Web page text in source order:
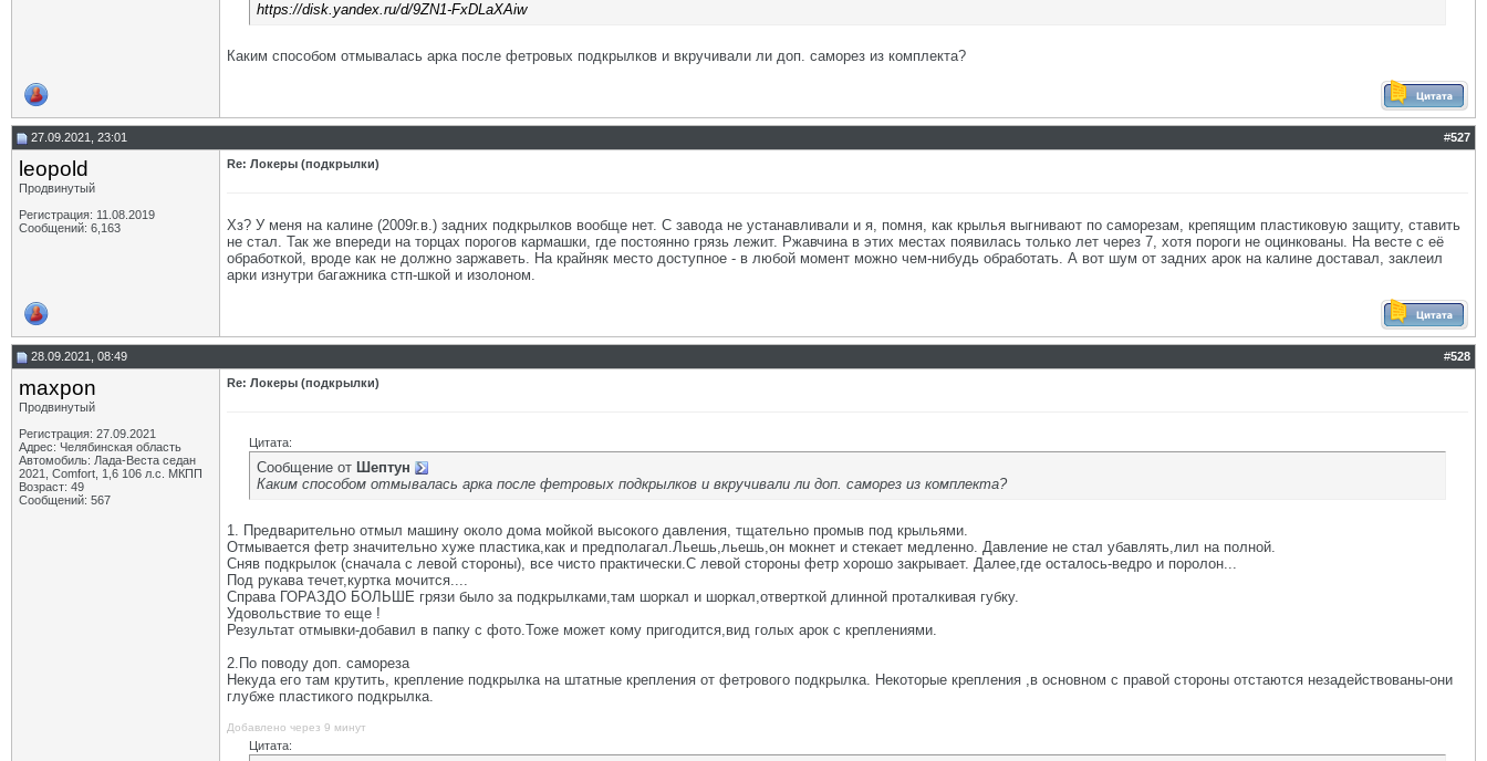
https://disk.yandex.ru/d/9ZN1-FxDLaXAiw
Каким способом отмывалась арка после фетровых подкрылков и вкручивали ли доп. саморез из комплекта?
27.09.2021, 23:01 #527
leopold
Продвинутый
Регистрация: 11.08.2019
Сообщений: 6,163
Re: Локеры (подкрылки)
Хз? У меня на калине (2009г.в.) задних подкрылков вообще нет. С завода не устанавливали и я, помня, как крылья выгнивают по саморезам, крепящим пластиковую защиту, ставить
не стал. Так же впереди на торцах порогов кармашки, где постоянно грязь лежит. Ржавчина в этих местах появилась только лет через 7, хотя пороги не оцинкованы. На весте с её
обработкой, вроде как не должно заржаветь. На крайняк место доступное - в любой момент можно чем-нибудь обработать. А вот шум от задних арок на калине доставал, заклеил
арки изнутри багажника стп-шкой и изолоном.
28.09.2021, 08:49 #528
maxpon
Продвинутый
Регистрация: 27.09.2021
Адрес: Челябинская область
Автомобиль: Лада-Веста седан
2021, Comfort, 1,6 106 л.с. МКПП
Возраст: 49
Сообщений: 567
Re: Локеры (подкрылки)
Цитата:
Сообщение от Шептун
Каким способом отмывалась арка после фетровых подкрылков и вкручивали ли доп. саморез из комплекта?
1. Предварительно отмыл машину около дома мойкой высокого давления, тщательно промыв под крыльями.
Отмывается фетр значительно хуже пластика,как и предполагал.Льешь,льешь,он мокнет и стекает медленно. Давление не стал убавлять,лил на полной.
Сняв подкрылок (сначала с левой стороны), все чисто практически.С левой стороны фетр хорошо закрывает. Далее,где осталось-ведро и поролон...
Под рукава течет,куртка мочится....
Справа ГОРАЗДО БОЛЬШЕ грязи было за подкрылками,там шоркал и шоркал,отверткой длинной проталкивая губку.
Удовольствие то еще !
Результат отмывки-добавил в папку с фото.Тоже может кому пригодится,вид голых арок с креплениями.
2.По поводу доп. самореза
Некуда его там крутить, крепление подкрылка на штатные крепления от фетрового подкрылка. Некоторые крепления ,в основном с правой стороны отстаются незадействованы-они
глубже пластикого подкрылка.
Добавлено через 9 минут
Цитата: